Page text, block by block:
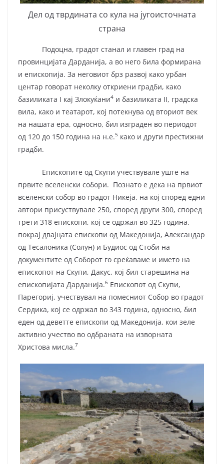
Дел од тврдината со кула на југоисточната
страна
Подоцна, градот станал и главен град на
провинцијата Дарданија, а во него била формирана
и епископија. За неговиот брз развој како урбан
центар говорат неколку откриени градби, како
базиликата I кај Злокуќани4 и базиликата II, градска
вила, како и театарот, кој потекнува од вториот век
на нашата ера, односно, бил изграден во периодот
од 120 до 150 година на н.е.5 како и други престижни
градби.
Епископите од Скупи учествувале уште на
првите вселенски собори. Познато е дека на првиот
вселенски собор во градот Никеја, на кој според едни
автори присуствувале 250, според други 300, според
трети 318 епископи, кој се одржал во 325 година,
покрај двајцата епископи од Македонија, Александар
од Тесалоника (Солун) и Будиос од Стоби на
документите од Соборот го среќаваме и името на
епископот на Скупи, Дакус, кој бил старешина на
епископијата Дарданија.6 Епископот од Скупи,
Парегориј, учествувал на помесниот Собор во градот
Сердика, кој се одржал во 343 година, односно, бил
еден од деветте епископи од Македонија, кои зеле
активно учество во одбраната на изворната
Христова мисла.7